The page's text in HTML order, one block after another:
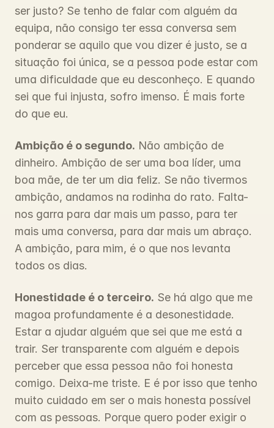
ser justo? Se tenho de falar com alguém da
equipa, não consigo ter essa conversa sem
ponderar se aquilo que vou dizer é justo, se a
situação foi única, se a pessoa pode estar com
uma dificuldade que eu desconheço. E quando
sei que fui injusta, sofro imenso. É mais forte
do que eu.
Ambição é o segundo. Não ambição de
dinheiro. Ambição de ser uma boa líder, uma
boa mãe, de ter um dia feliz. Se não tivermos
ambição, andamos na rodinha do rato. Falta-
nos garra para dar mais um passo, para ter
mais uma conversa, para dar mais um abraço.
A ambição, para mim, é o que nos levanta
todos os dias.
Honestidade é o terceiro. Se há algo que me
magoa profundamente é a desonestidade.
Estar a ajudar alguém que sei que me está a
trair. Ser transparente com alguém e depois
perceber que essa pessoa não foi honesta
comigo. Deixa-me triste. E é por isso que tenho
muito cuidado em ser o mais honesta possível
com as pessoas. Porque quero poder exigir o